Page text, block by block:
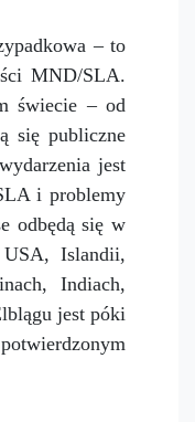
– to
MND/SLA.
świecie – od
się publiczne
jest
i problemy
odbędą się w
Islandii,
Indiach,
jest póki